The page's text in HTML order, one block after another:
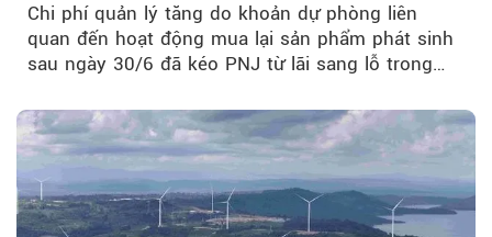
Chi phí quản lý tăng do khoản dự phòng liên
quan đến hoạt động mua lại sản phẩm phát sinh
sau ngày 30/6 đã kéo PNJ từ lãi sang lỗ trong